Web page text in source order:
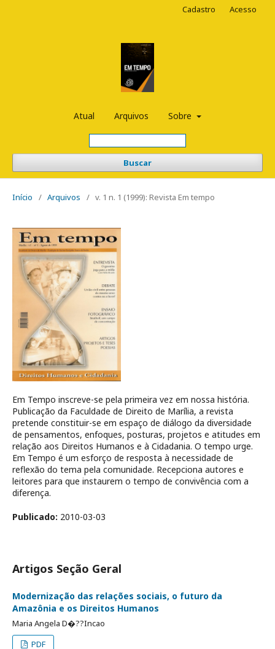
Atual Arquivos Sobre
Buscar
Cadastro Acesso
Início / Arquivos / v. 1 n. 1 (1999): Revista Em tempo
Em Tempo inscreve-se pela primeira vez em nossa história.
Publicação da Faculdade de Direito de Marília, a revista
pretende constituir-se em espaço de diálogo da diversidade
de pensamentos, enfoques, posturas, projetos e atitudes em
relação aos Direitos Humanos e à Cidadania. O tempo urge.
Em Tempo é um esforço de resposta à necessidade de
reflexão do tema pela comunidade. Recepciona autores e
leitores para que instaurem o tempo de convivência com a
diferença.
Publicado: 2010-03-03
Artigos Seção Geral
Modernização das relações sociais, o futuro da
Amazônia e os Direitos Humanos
Maria Angela D�??Incao
PDF